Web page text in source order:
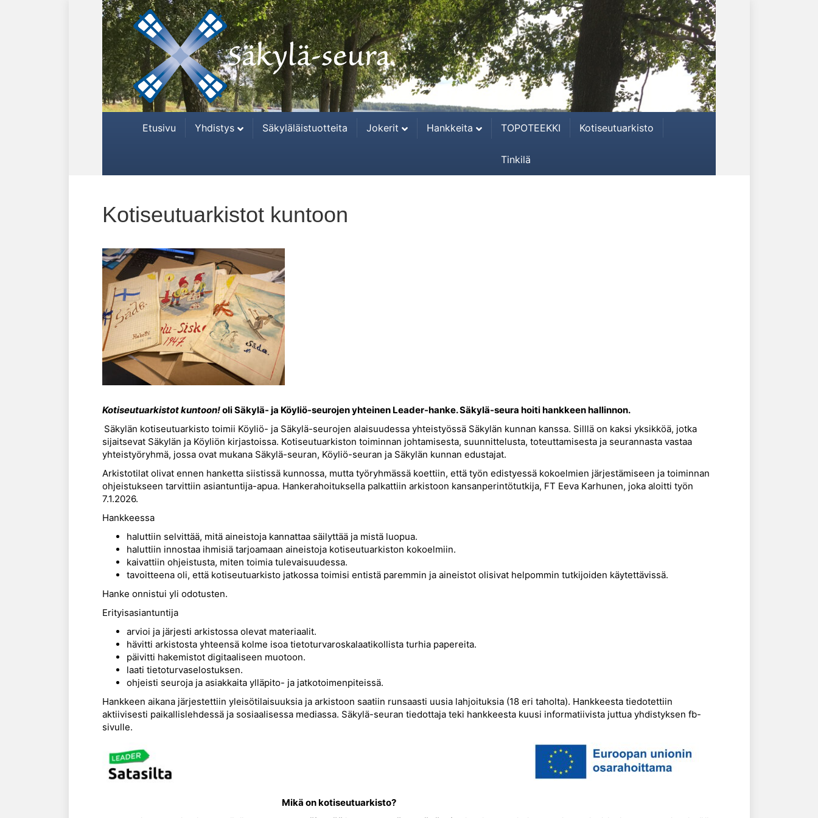
Etusivu Yhdistys Säkyläläistuotteita Jokerit Hankkeita TOPOTEEKKI Kotiseutuarkisto
Tinkilä
Kotiseutuarkistot kuntoon
Kotiseutuarkistot kuntoon!oli Säkylä- ja Köyliö-seurojen yhteinen Leader-hanke.Säkylä-seura hoiti hankkeen hallinnon.
Säkylän kotiseutuarkisto toimii Köyliö- ja Säkylä-seurojen alaisuudessa yhteistyössä Säkylän kunnan kanssa. Silllä on kaksi yksikköä, jotka
sijaitsevat Säkylän ja Köyliön kirjastoissa. Kotiseutuarkiston toiminnan johtamisesta, suunnittelusta, toteuttamisesta ja seurannasta vastaa
yhteistyöryhmä, jossa ovat mukana Säkylä-seuran, Köyliö-seuran ja Säkylän kunnan edustajat.
Arkistotilat olivat ennen hanketta siistissä kunnossa, mutta työryhmässä koettiin, että työn edistyessä kokoelmien järjestämiseen ja toiminnan
ohjeistukseen tarvittiin asiantuntija-apua. Hankerahoituksella palkattiin arkistoon kansanperintötutkija, FT Eeva Karhunen, joka aloitti työn
7.1.2026.
Hankkeessa
haluttiin selvittää, mitä aineistoja kannattaa säilyttää ja mistä luopua.
haluttiin innostaa ihmisiä tarjoamaan aineistoja kotiseutuarkiston kokoelmiin.
kaivattiin ohjeistusta, miten toimia tulevaisuudessa.
tavoitteena oli, että kotiseutuarkisto jatkossa toimisi entistä paremmin ja aineistot olisivat helpommin tutkijoiden käytettävissä.
Hanke onnistui yli odotusten.
Erityisasiantuntija
arvioi ja järjesti arkistossa olevat materiaalit.
hävitti arkistosta yhteensä kolme isoa tietoturvaroskalaatikollista turhia papereita.
päivitti hakemistot digitaaliseen muotoon.
laati tietoturvaselostuksen.
ohjeisti seuroja ja asiakkaita ylläpito- ja jatkotoimenpiteissä.
Hankkeen aikana järjestettiin yleisötilaisuuksia ja arkistoon saatiin runsaasti uusia lahjoituksia (18 eri taholta). Hankkeesta tiedotettiin
aktiivisesti paikallislehdessä ja sosiaalisessa mediassa. Säkylä-seuran tiedottaja teki hankkeesta kuusi informatiivista juttua yhdistyksen fb-
sivulle.
Mikä on kotiseutuarkisto?